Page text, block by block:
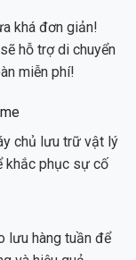
khá đơn giản!
hỗ trợ di chuyển
miễn phí!
chủ lưu trữ vật lý
khắc phục sự cố
lưu hàng tuần để